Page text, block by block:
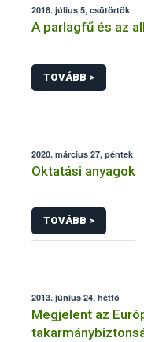
2018. július 5, csütörtök
A parlagfű és az
TOVÁBB >
2020. március 27, péntek
Oktatási anyagok
TOVÁBB >
2013. június 24, hétfő
Megjelent az